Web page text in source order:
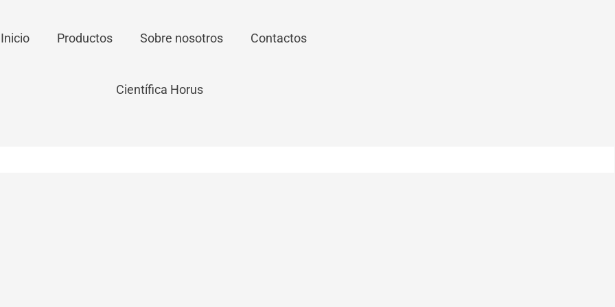
Inicio Productos Sobre nosotros Contactos